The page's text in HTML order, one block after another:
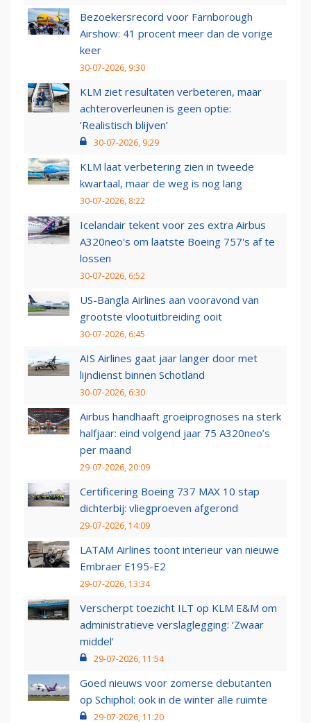
Bezoekersrecord voor Farnborough
Airshow: 41 procent meer dan de vorige
keer
30-07-2026, 9:30
KLM ziet resultaten verbeteren, maar
achteroverleunen is geen optie:
‘Realistisch blijven’
30-07-2026, 9:29
KLM laat verbetering zien in tweede
kwartaal, maar de weg is nog lang
30-07-2026, 8:22
Icelandair tekent voor zes extra Airbus
A320neo's om laatste Boeing 757's af te
lossen
30-07-2026, 6:52
US-Bangla Airlines aan vooravond van
grootste vlootuitbreiding ooit
30-07-2026, 6:45
AIS Airlines gaat jaar langer door met
lijndienst binnen Schotland
30-07-2026, 6:30
Airbus handhaaft groeiprognoses na sterk
halfjaar: eind volgend jaar 75 A320neo’s
per maand
29-07-2026, 20:09
Certificering Boeing 737 MAX 10 stap
dichterbij: vliegproeven afgerond
29-07-2026, 14:09
LATAM Airlines toont interieur van nieuwe
Embraer E195-E2
29-07-2026, 13:34
Verscherpt toezicht ILT op KLM E&M om
administratieve verslaglegging: ‘Zwaar
middel’
29-07-2026, 11:54
Goed nieuws voor zomerse debutanten
op Schiphol: ook in de winter alle ruimte
29-07-2026, 11:20